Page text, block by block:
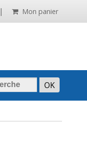
| Mon panier